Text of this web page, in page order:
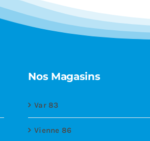
Nos Magasins
Var 83
Vienne 86